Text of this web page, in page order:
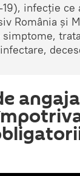
infecție ce
România și